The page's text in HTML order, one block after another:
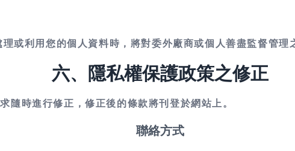
或利用您的個人資料時，將對委外廠商或個人善盡監督管理
六、隱私權保護政策之修正
隨時進行修正，修正後的條款將刊登於網站上。
聯絡方式